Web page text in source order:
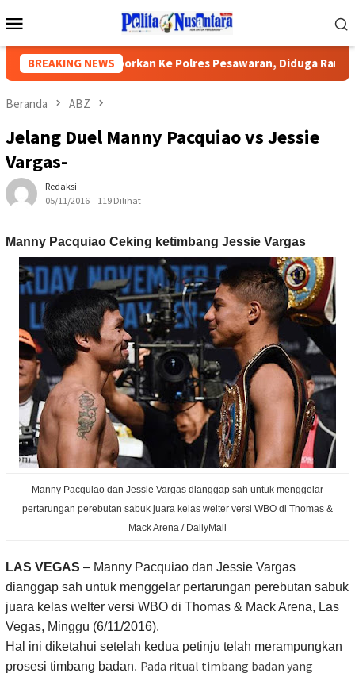
ke
Mobile
BREAKING NEWS
SMPN Dilaporkan Ke Polres Pesawaran, Diduga Rampas
Beranda ABZ
Jelang Duel Manny Pacquiao vs Jessie
Vargas-
Redaksi
05/11/2016
119 Dilihat
Manny Pacquiao Ceking ketimbang Jessie Vargas
Manny Pacquiao dan Jessie Vargas dianggap sah untuk menggelar
pertarungan perebutan sabuk juara kelas welter versi WBO di Thomas &
Mack Arena / DailyMail
LAS VEGAS – Manny Pacquiao dan Jessie Vargas
dianggap sah untuk menggelar pertarungan perebutan sabuk
juara kelas welter versi WBO di Thomas & Mack Arena, Las
Vegas, Minggu (6/11/2016).
Hal ini diketahui setelah kedua petinju telah merampungkan
prosesi timbang badan. Pada ritual timbang badan yang